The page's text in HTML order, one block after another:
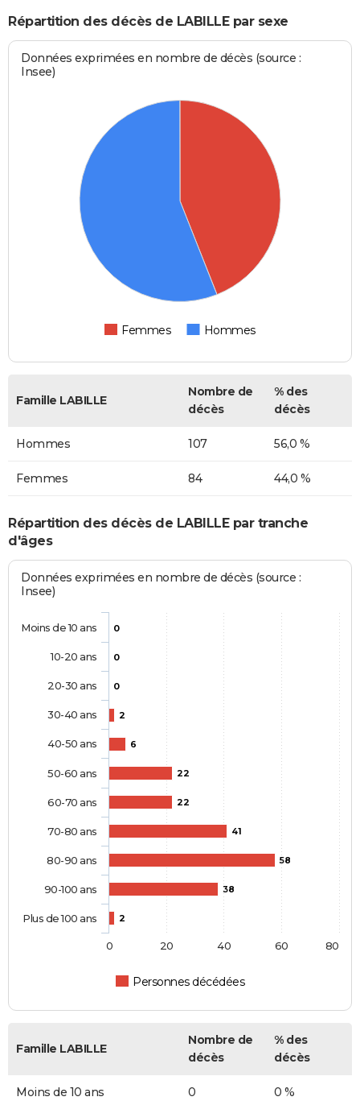
Répartition des décès de LABILLE par sexe
Données exprimées en nombre de décès (source :
Insee)
Femmes Hommes
Famille LABILLE
Nombre de
décès
% des
décès
Hommes 107 56,0 %
Femmes 84 44,0 %
Répartition des décès de LABILLE par tranche
d'âges
Données exprimées en nombre de décès (source :
Insee)
0
0
0
2
6
22
22
41
58
38
2
Personnes décédées
Moins de 10 ans
10-20 ans
20-30 ans
30-40 ans
40-50 ans
50-60 ans
60-70 ans
70-80 ans
80-90 ans
90-100 ans
Plus de 100 ans
0 20 40 60 80
Famille LABILLE
Nombre de
décès
% des
décès
Moins de 10 ans 0 0 %